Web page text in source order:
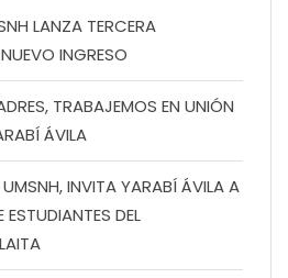
LANZA TERCERA
INGRESO
TRABAJEMOS EN UNIÓN
ÁVILA
INVITA YARABÍ ÁVILA A
ESTUDIANTES DEL